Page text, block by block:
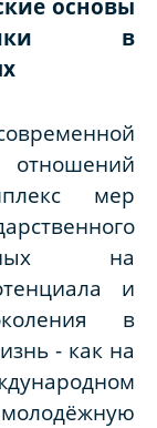
основы
в
мер
на
и
в
- как на